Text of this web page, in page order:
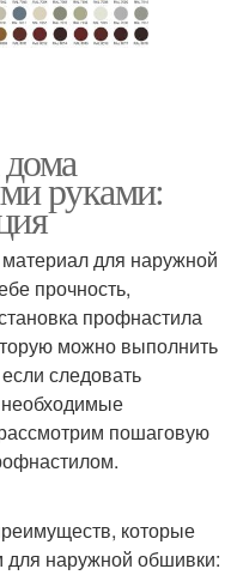
руками:
для наружной
прочность,
профнастила
можно выполнить
следовать
необходимые
пошаговую
которые
наружной обшивки: